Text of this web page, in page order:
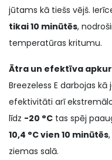
jūtams kā tiešs vējš.
tikai 10 minūtēs,
temperatūras kritumu.
Ātra un efektīva
Breezeless E darbojas
efektivitāti arī
līdz -20 °C tas spēj
10,4 °C vien 10 minūtēs
ziemas salā.